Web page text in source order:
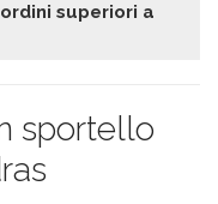
superiori a
sportello